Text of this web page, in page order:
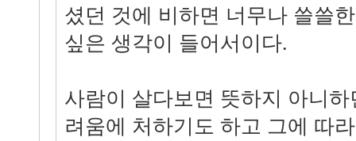
셨던 것에 비하면 너무나 쓸쓸
싶은 생각이 들어서이다.
사람이 살다보면 뜻하지 아니
려움에 처하기도 하고 그에 따